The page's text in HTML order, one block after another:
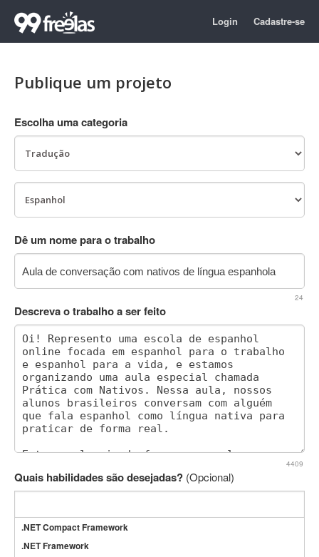
Login Cadastre-se
Publique um projeto
Escolha uma categoria
Dê um nome para o trabalho
24
Descreva o trabalho a ser feito
4409
Quais habilidades são desejadas? (Opcional)
.NET Compact Framework
.NET Framework